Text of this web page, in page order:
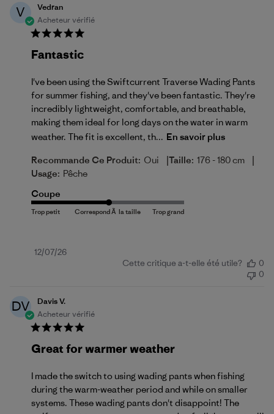
V
Vedran
Acheteur vérifié
Fantastic
I've been using the Swiftcurrent Traverse Wading Pants
for summer fishing, and they've been fantastic. They're
incredibly lightweight, comfortable, and breathable,
making them ideal for long days on the water in warm
weather. The fit is excellent, th... En savoir plus
Recommande Ce Produit: Oui |Taille: 176 - 180 cm |
Usage: Pêche
Coupe
Date
12/07/26
Cette critique a-t-elle été utile?
0
0
DV
Davis V.
Acheteur vérifié
Great for warmer weather
I made the switch to using wading pants when fishing
during the warm-weather period and while on smaller
systems. These wading pants don't disappoint! The